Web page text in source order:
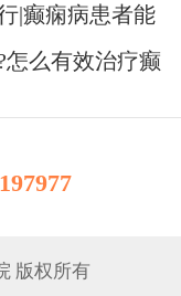
|癫痫病患者能
怎么有效治疗癫
版权所有